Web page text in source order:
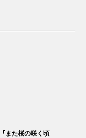
また桜の咲く頃